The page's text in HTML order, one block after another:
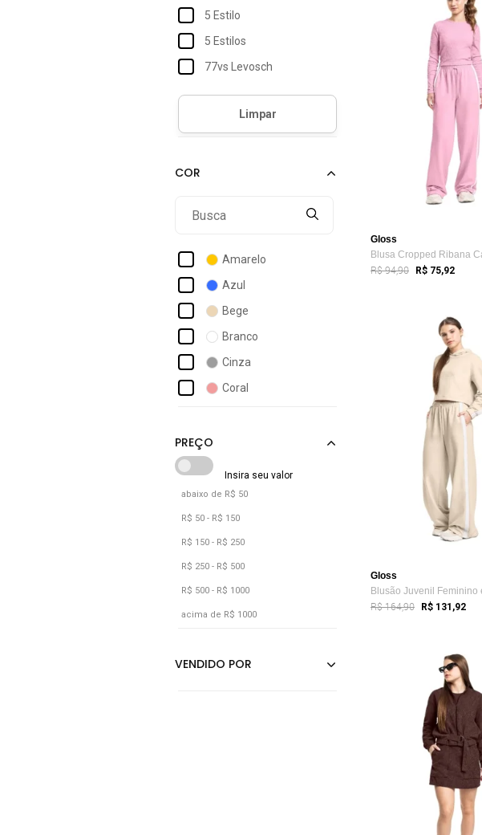
5 Estilo
5 Estilos
77vs Levosch
Accona
Acostamento
Activitta
Amarelo
Azul
Bege
Branco
Cinza
Coral
Off-white
Pink
Prata
Preto
Rosa
Roxo
Vermelho
abaixo de R$ 50
R$ 50 - R$ 150
R$ 150 - R$ 250
R$ 250 - R$ 500
R$ 500 - R$ 1000
acima de R$ 1000
Gloss
R$ 94,90 R$ 75,92
Gloss
R$ 164,90 R$ 131,92